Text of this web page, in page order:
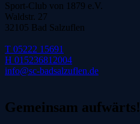
Sport-Club von 1879 e.V.
Waldstr. 27
32105 Bad Salzuflen
T 05222 15691
H 015236812004
info@sc-badsalzuflen.de
Gemeinsam aufwärts!